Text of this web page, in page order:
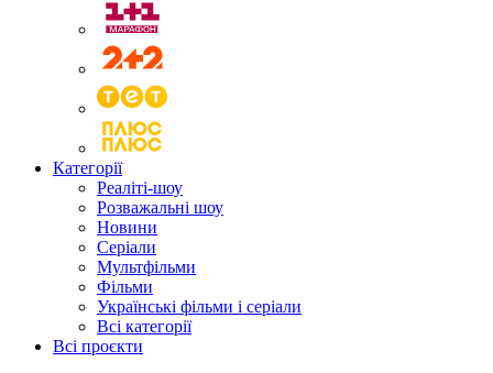
Категорії
Реаліті-шоу
Розважальні шоу
Новини
Серіали
Мультфільми
Фільми
Українські фільми і серіали
Всі категорії
Всі проєкти